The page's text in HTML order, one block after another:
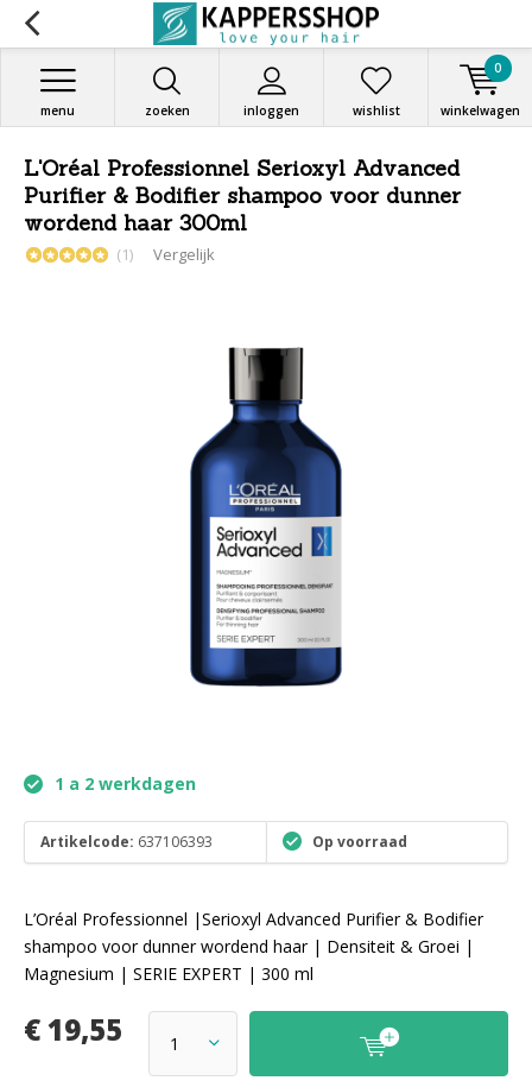
zoeken inloggen
menu wishlist winkelwagen
0
L'Oréal Professionnel Serioxyl Advanced
Purifier & Bodifier shampoo voor dunner
wordend haar 300ml
(1) Vergelijk
1 a 2 werkdagen
Artikelcode: 637106393 Op voorraad
L’Oréal Professionnel |Serioxyl Advanced Purifier & Bodifier
shampoo voor dunner wordend haar | Densiteit & Groei |
Magnesium | SERIE EXPERT | 300 ml
€ 19,55